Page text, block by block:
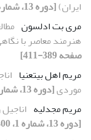
ایران)[دوره 13، شماره 2، 1400، صفحه 231-250]
مری بت ادلسون
هنرمند معاصر با
صفحه 389-411]
مریم اهل بیت‏عنیا
موردی[دوره 13، شماره 1، 1400، صفحه 165-181]
مریم مجدلیه
[دوره 13، شماره 1، 1400، صفحه 165-181]